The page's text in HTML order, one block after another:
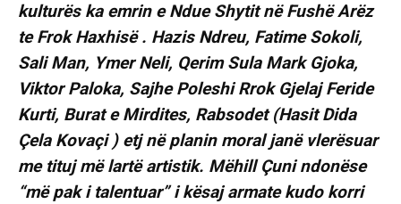
kulturës ka emrin e Ndue Shytit në Fushë Arëz
te Frok Haxhisë . Hazis Ndreu, Fatime Sokoli,
Sali Man, Ymer Neli, Qerim Sula Mark Gjoka,
Viktor Paloka, Sajhe Poleshi Rrok Gjelaj Feride
Kurti, Burat e Mirdites, Rabsodet (Hasit Dida
Çela Kovaçi ) etj në planin moral janë vlerësuar
me tituj më lartë artistik. Mëhill Çuni ndonëse
“më pak i talentuar” i kësaj armate kudo korri